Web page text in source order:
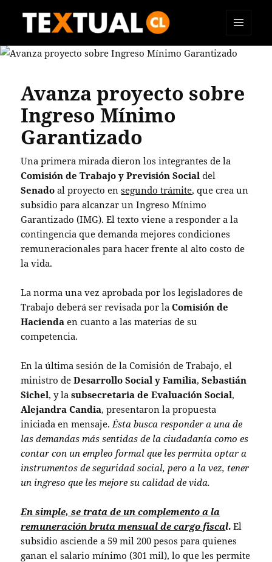
TEXTUAL
Y
Avanza proyecto sobre
Ingreso Mínimo
Garantizado
Una primera mirada dieron los integrantes de la
Comisión de Trabajo y Previsión Social del
Senado al proyecto ensegundo trámite, que crea un
subsidio para alcanzar un Ingreso Mínimo
Garantizado (IMG). El texto viene a responder a la
contingencia que demanda mejores condiciones
remuneracionales para hacer frente al alto costo de
la vida.
La norma una vez aprobada por los legisladores de
Trabajo deberá ser revisada por laComisión de
Hacienda en cuanto a las materias de su
competencia.
En la última sesión de la Comisión de Trabajo, el
ministro deDesarrollo Social y Familia,Sebastián
Sichel, y lasubsecretaria de Evaluación Social,
Alejandra Candia, presentaron la propuesta
iniciada en mensaje.Ésta busca responder a una de
las demandas más sentidas de la ciudadanía como es
contar con un empleo formal que les permita optar a
instrumentos de seguridad social, pero a la vez, tener
un ingreso que les mejore su calidad de vida.
En simple, se trata de un complemento a la
remuneración bruta mensual de cargo fiscal.El
subsidio asciende a 59 mil 200 pesos para quienes
ganan el salario mínimo (301 mil), lo que les permite